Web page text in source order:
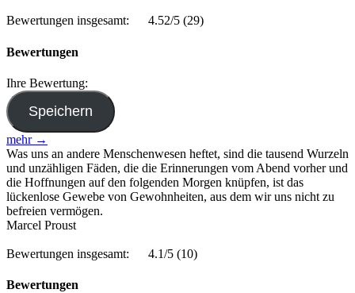
Bewertungen insgesamt: 4.52/5 (29)
Bewertungen
Ihre Bewertung:
mehr →
Was uns an andere Menschenwesen heftet, sind die tausend Wurzeln
und unzähligen Fäden, die die Erinnerungen vom Abend vorher und
die Hoffnungen auf den folgenden Morgen knüpfen, ist das
lückenlose Gewebe von Gewohnheiten, aus dem wir uns nicht zu
befreien vermögen.
Marcel Proust
Bewertungen insgesamt: 4.1/5 (10)
Bewertungen